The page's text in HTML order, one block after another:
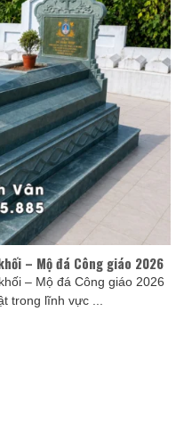
– Mộ đá Công giáo 2026
– Mộ đá Công giáo 2026
trong lĩnh vực ...